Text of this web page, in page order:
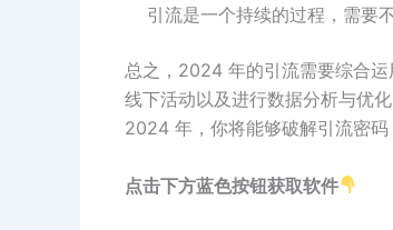
引流是一个持续的过程，需要
总之，2024 年的引流需要综合
线下活动以及进行数据分析与优
2024 年，你将能够破解引流密码
点击下方蓝色按钮获取软件